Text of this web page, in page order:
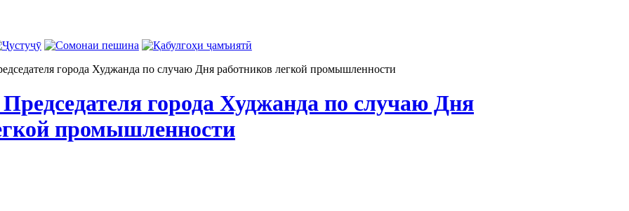
города Худжанда по случаю Дня работников легкой промышленности
города Худжанда по случаю Дня
промышленности